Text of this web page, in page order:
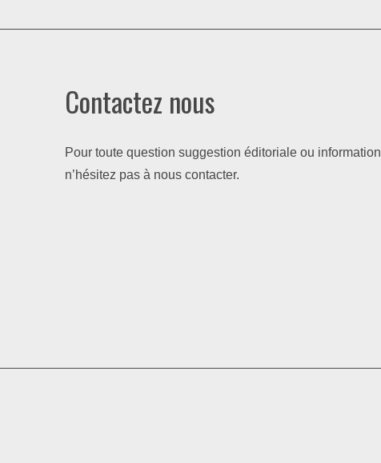
Contactez nous
Pour toute question suggestion éditoriale ou information
n’hésitez pas à nous contacter.